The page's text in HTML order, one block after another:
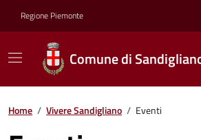
Regione Piemonte
Comune di
Home / Vivere Sandigliano / Eventi